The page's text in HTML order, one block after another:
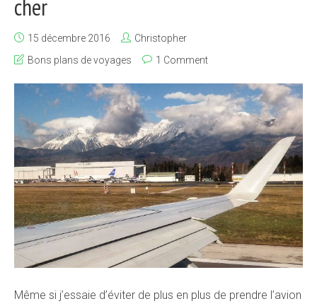
cher
15 décembre 2016
Christopher
Bons plans de voyages
1 Comment
Même si j’essaie d’éviter de plus en plus de prendre l’avion